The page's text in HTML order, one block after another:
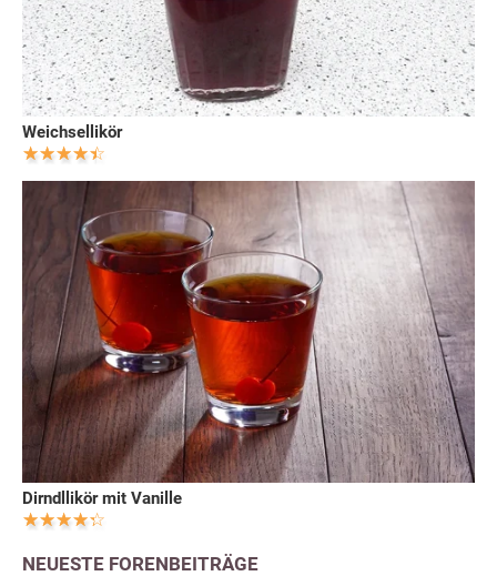
Weichsellikör
Dirndllikör mit Vanille
NEUESTE FORENBEITRÄGE